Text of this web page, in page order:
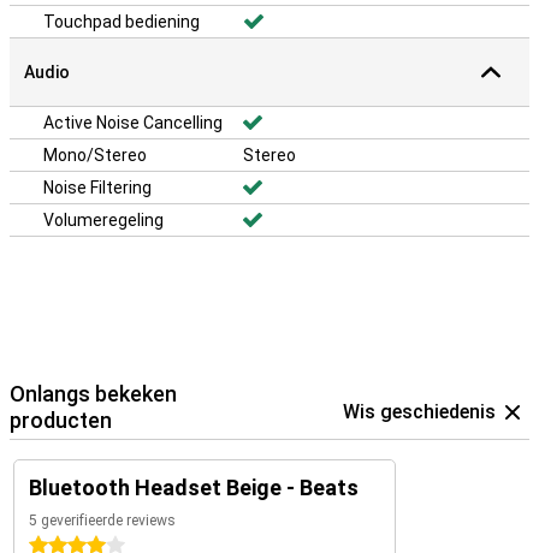
Touchpad bediening
Audio
Active Noise Cancelling
Mono/Stereo
Stereo
Noise Filtering
Volumeregeling
Onlangs bekeken
producten
Wis geschiedenis
Bluetooth Headset Beige - Beats
5 geverifieerde reviews
4 sterren